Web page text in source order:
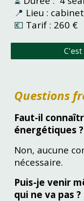
📍 Lieu :
💶 Tarif : 260 €
Questions
Faut-il
énergétiques ?
Non, aucune
nécessaire.
Puis-je venir
qui ne va pas ?